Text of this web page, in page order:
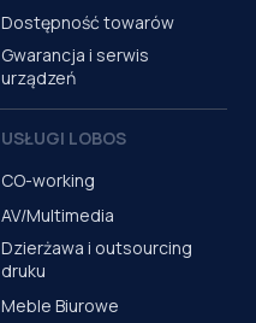
Dostępność towarów
Gwarancja i serwis
urządzeń
USŁUGI LOBOS
CO-working
AV/Multimedia
Dzierżawa i outsourcing
druku
Meble Biurowe